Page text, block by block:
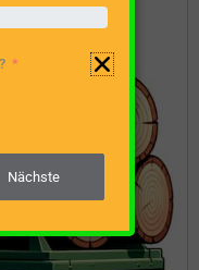
Nächste